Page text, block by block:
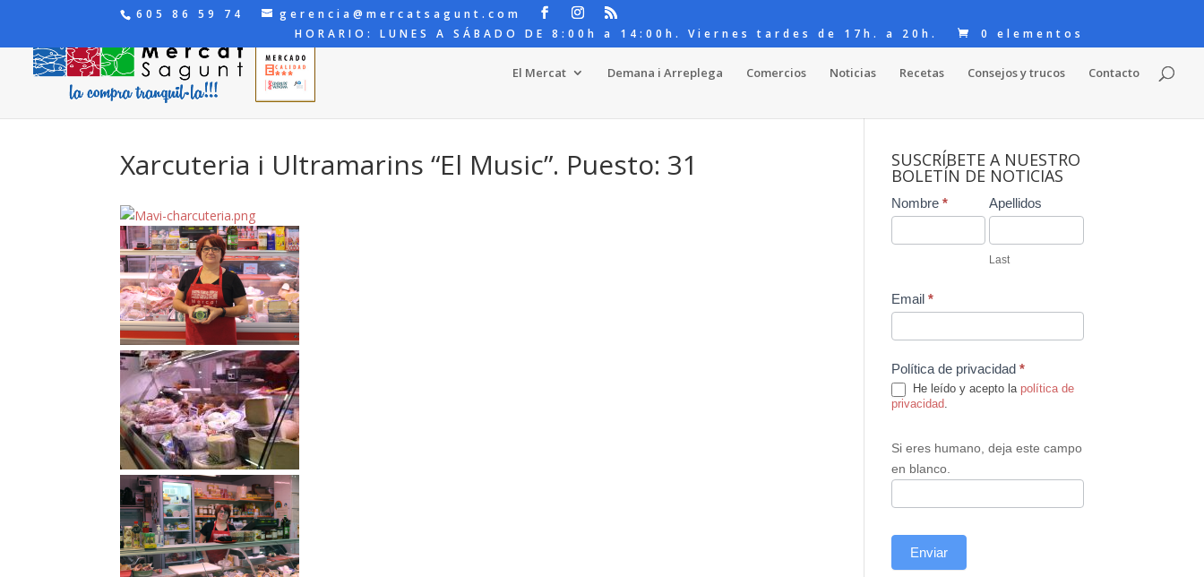
605 86 59 74
gerencia@mercatsagunt.com
HORARIO: LUNES A SÁBADO DE 8:00h a 14:00h. Viernes tardes de 17h. a 20h.
0 elementos
El Mercat Demana i Arreplega Comercios Noticias Recetas Consejos y trucos Contacto
Xarcuteria i Ultramarins “El Music”. Puesto: 31 SUSCRÍBETE A NUESTRO
BOLETÍN DE NOTICIAS
Contact
Us
Nombre * Apellidos
Last
Email *
Política de privacidad *
He leído y acepto la política de
privacidad.
Si eres humano, deja este campo
en blanco.
Enviar